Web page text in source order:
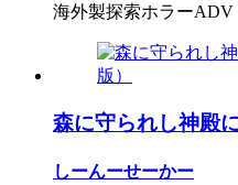
海外製探索ホラーADV
森に守られし神殿
しーんーせーかー